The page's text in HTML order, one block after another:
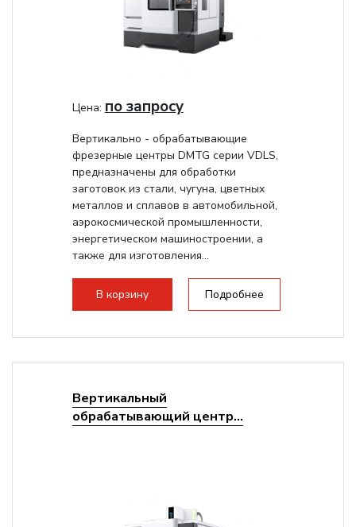
Цена: по запросу
Вертикально - обрабатывающие
фрезерные центры DMTG серии VDLS,
предназначены для обработки
заготовок из стали, чугуна, цветных
металлов и сплавов в автомобильной,
аэрокосмической промышленности,
энергетическом машиностроении, а
также для изготовления...
В корзину Подробнее
Вертикальный
обрабатывающий центр...